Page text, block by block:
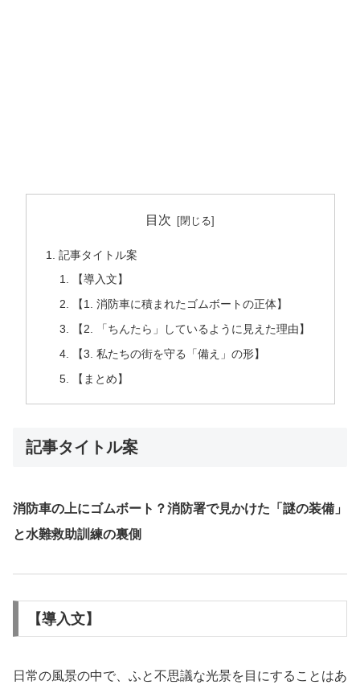
目次
記事タイトル案
【導入文】
【1. 消防車に積まれたゴムボートの正体】
【2. 「ちんたら」しているように見えた理由】
【3. 私たちの街を守る「備え」の形】
【まとめ】
記事タイトル案
消防車の上にゴムボート？消防署で見かけた「謎の装備」
と水難救助訓練の裏側
【導入文】
日常の風景の中で、ふと不思議な光景を目にすることはあ